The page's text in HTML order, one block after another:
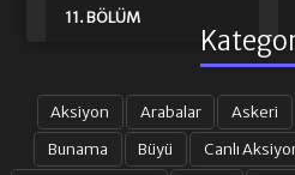
11. BÖLÜM
13. BÖLÜM
Aksiyon Arabalar Askeri
Bunama
Büyü Canlı